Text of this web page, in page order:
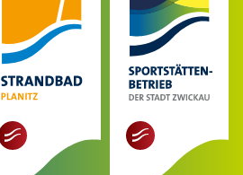
mehr mehr